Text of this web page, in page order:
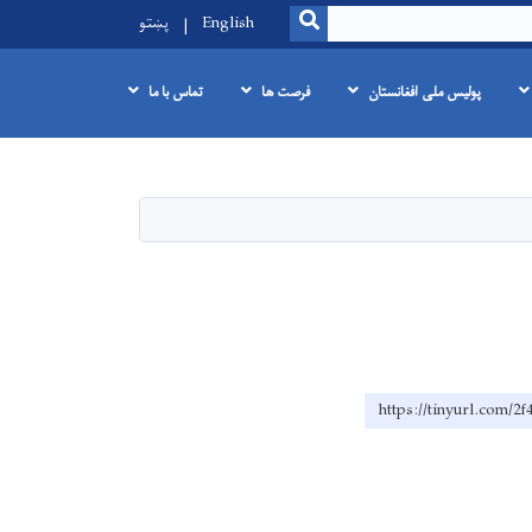
SEARCH
English پښتو
پولیس ملی افغانستان فرصت ها تماس با ما
https://tinyurl.com/